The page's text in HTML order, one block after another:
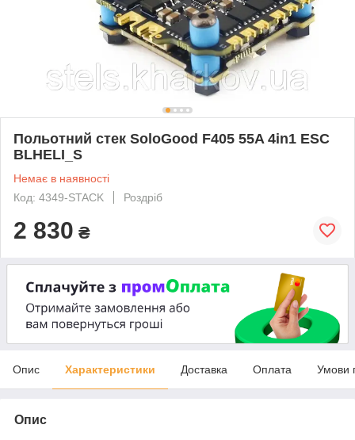
Польотний стек SoloGood F405 55A 4in1 ESC
BLHELI_S
Немає в наявності
Код: 4349-STACK
Роздріб
2 830 ₴
Опис Характеристики Доставка Оплата Умови
Опис